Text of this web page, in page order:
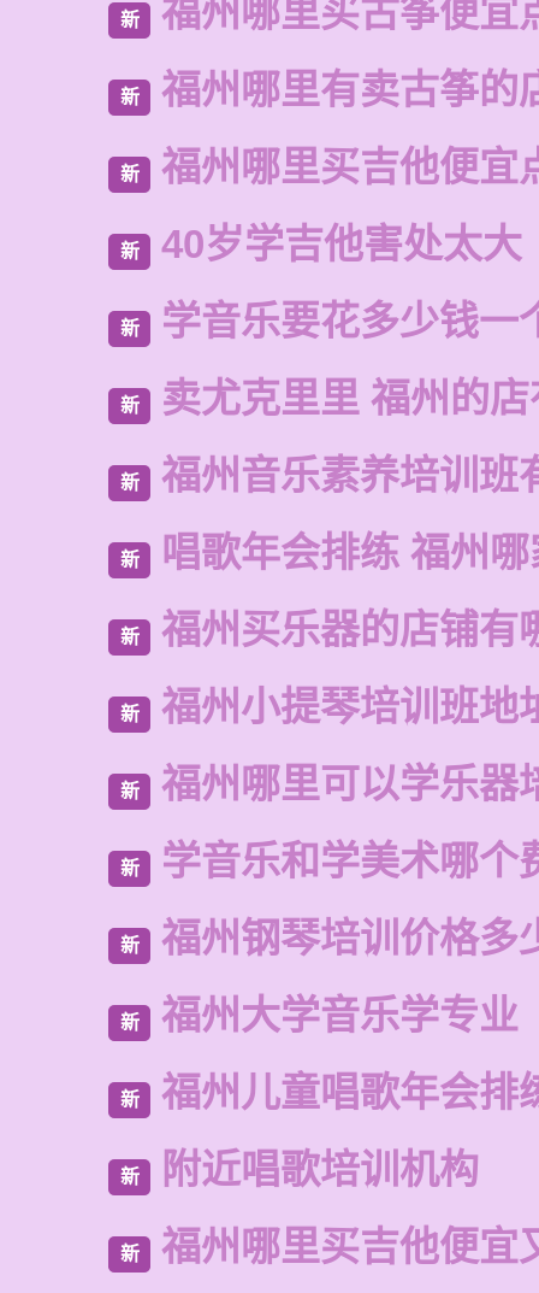
新 福州哪里买古筝便宜
新 福州哪里有卖古筝的
新 福州哪里买吉他便宜
新 40岁学吉他害处太大
新 学音乐要花多少钱一
新 卖尤克里里 福州的
新 福州音乐素养培训班
新 唱歌年会排练 福州
新 福州买乐器的店铺有
新 福州小提琴培训班地
新 福州哪里可以学乐器
新 学音乐和学美术哪个
新 福州钢琴培训价格多
新 福州大学音乐学专业
新 福州儿童唱歌年会排
新 附近唱歌培训机构
新 福州哪里买吉他便宜